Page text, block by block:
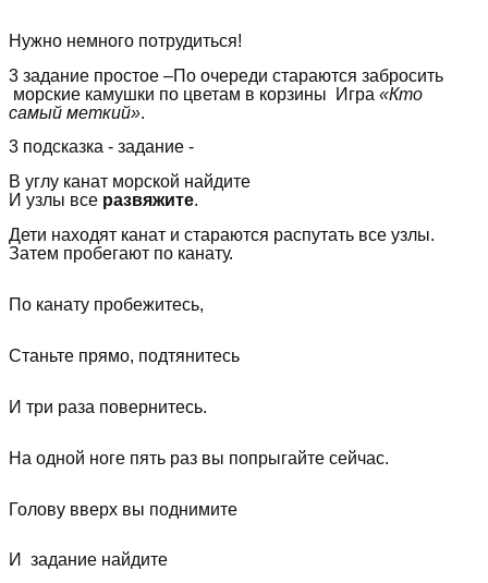
Нужно немного потрудиться!
3 задание простое –По очереди стараются забросить
морские камушки по цветам в корзины Игра «Кто
самый меткий».
3 подсказка - задание -
В углу канат морской найдите
И узлы все развяжите.
Дети находят канат и стараются распутать все узлы.
Затем пробегают по канату.
По канату пробежитесь,
Станьте прямо, подтянитесь
И три раза повернитесь.
На одной ноге пять раз вы попрыгайте сейчас.
Голову вверх вы поднимите
И задание найдите